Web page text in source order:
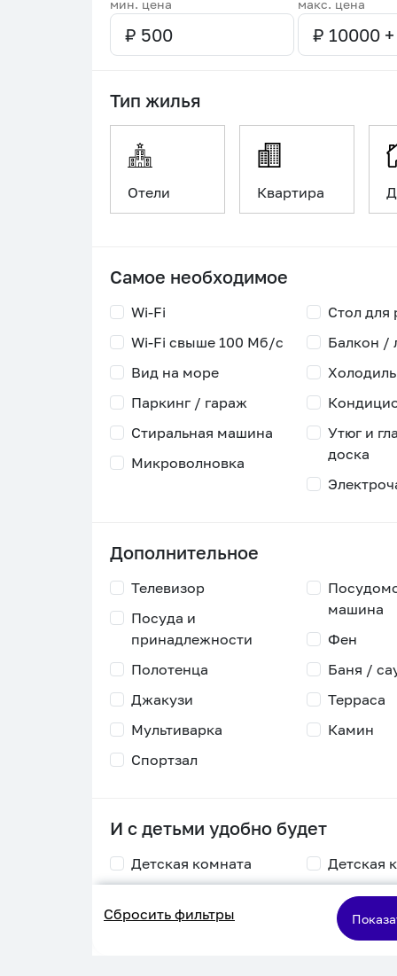
мин. цена макс. цена
Тип жилья
Отели Квартира
Самое необходимое
Wi-Fi
Wi-Fi свыше 100 Мб/с
Стол для
Балкон /
Вид на море
Паркинг / гараж
Стиральная машина
Микроволновка
Утюг и
доска
Дополнительное
Телевизор
Посуда и
принадлежности
машина
Фен
Полотенца
Джакузи
Баня /
Терраса
Мультиварка
Спортзал
Камин
И с детьми удобно будет
Детская комната
кормления
Детская
кровать
Сбросить фильтры